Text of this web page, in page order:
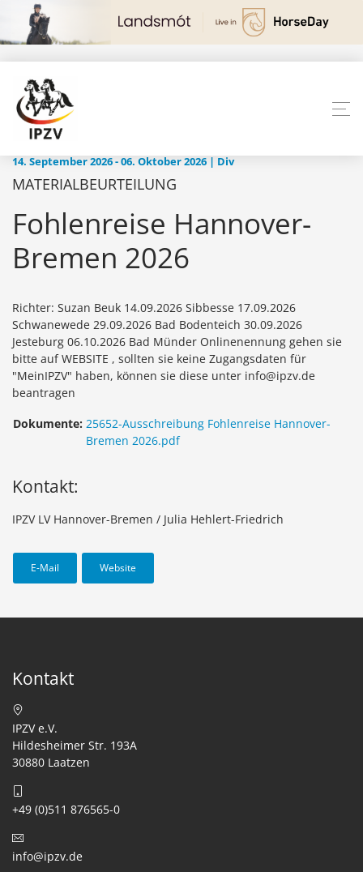
14. September 2026 - 06. Oktober 2026 | Div
MATERIALBEURTEILUNG
Fohlenreise Hannover-
Bremen 2026
Richter: Suzan Beuk 14.09.2026 Sibbesse 17.09.2026
Schwanewede 29.09.2026 Bad Bodenteich 30.09.2026
Jesteburg 06.10.2026 Bad Münder Onlinenennung gehen sie
bitte auf WEBSITE , sollten sie keine Zugangsdaten für
"MeinIPZV" haben, können sie diese unter info@ipzv.de
beantragen
Dokumente: 25652-Ausschreibung Fohlenreise Hannover-
Bremen 2026.pdf
Kontakt:
IPZV LV Hannover-Bremen / Julia Hehlert-Friedrich
E-Mail Website
Kontakt
IPZV e.V.
Hildesheimer Str. 193A
30880 Laatzen
+49 (0)511 876565-0
info@ipzv.de